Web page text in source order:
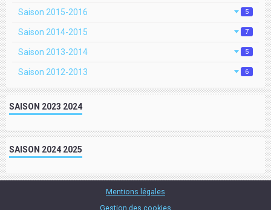
Saison 2015-2016 5
Saison 2014-2015 7
Saison 2013-2014 5
Saison 2012-2013 6
SAISON 2023 2024
SAISON 2024 2025
Mentions légales
Gestion des cookies